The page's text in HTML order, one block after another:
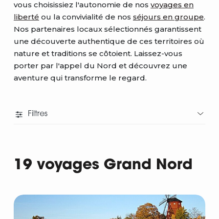
vous choisissiez l'autonomie de nos voyages en
liberté ou la convivialité de nos séjours en groupe.
Nos partenaires locaux sélectionnés garantissent
une découverte authentique de ces territoires où
nature et traditions se côtoient. Laissez-vous
porter par l'appel du Nord et découvrez une
aventure qui transforme le regard.
Filtres
19 voyages Grand Nord